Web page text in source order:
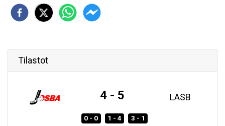
Tilastot
4 - 5 LASB
0 - 0 1 - 4 3 - 1